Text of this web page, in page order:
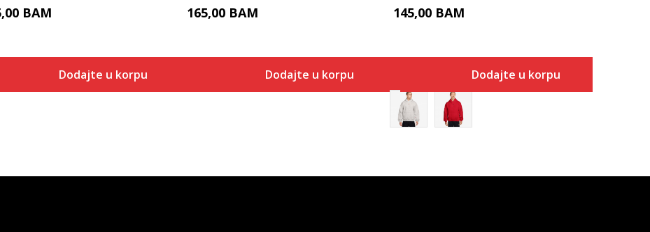
BAM
Dodajte u korpu
165,00 BAM
Dodajte u korpu
145,00 BAM
Dodajte u korpu